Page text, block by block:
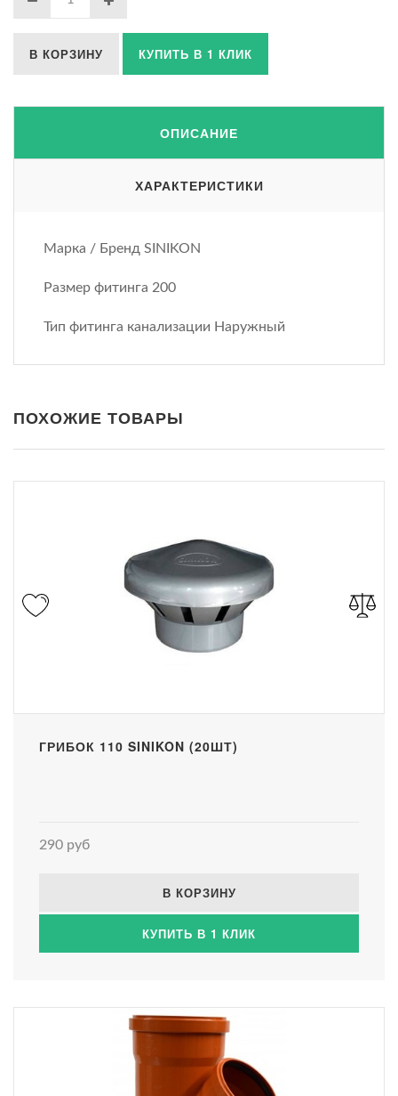
В КОРЗИНУ КУПИТЬ В 1 КЛИК
ОПИСАНИЕ
ХАРАКТЕРИСТИКИ
Марка / Бренд SINIKON
Размер фитинга 200
Тип фитинга канализации Наружный
ПОХОЖИЕ ТОВАРЫ
ГРИБОК 110 SINIKON (20ШТ)
290 руб
В КОРЗИНУ
КУПИТЬ В 1 КЛИК